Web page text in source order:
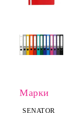
Марки
SENATOR